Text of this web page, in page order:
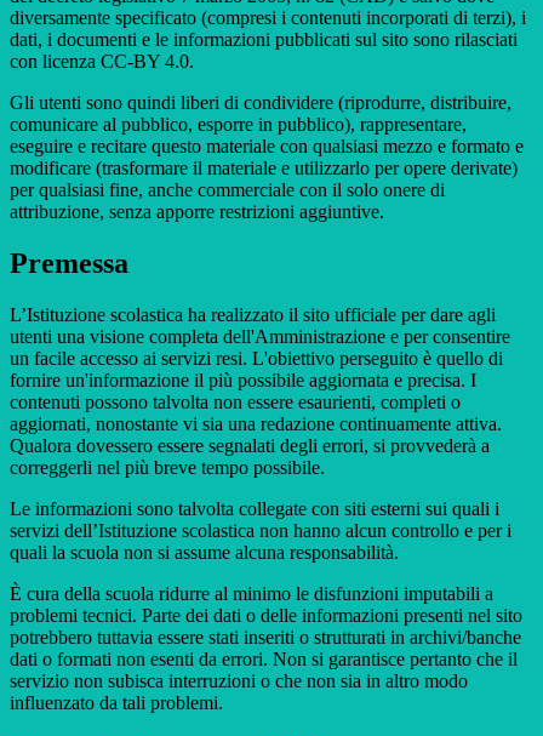
diversamente specificato (compresi i contenuti incorporati di terzi), i
dati, i documenti e le informazioni pubblicati sul sito sono rilasciati
con licenza CC-BY 4.0.
Gli utenti sono quindi liberi di condividere (riprodurre, distribuire,
comunicare al pubblico, esporre in pubblico), rappresentare,
eseguire e recitare questo materiale con qualsiasi mezzo e formato e
modificare (trasformare il materiale e utilizzarlo per opere derivate)
per qualsiasi fine, anche commerciale con il solo onere di
attribuzione, senza apporre restrizioni aggiuntive.
Premessa
L’Istituzione scolastica ha realizzato il sito ufficiale per dare agli
utenti una visione completa dell'Amministrazione e per consentire
un facile accesso ai servizi resi. L'obiettivo perseguito è quello di
fornire un'informazione il più possibile aggiornata e precisa. I
contenuti possono talvolta non essere esaurienti, completi o
aggiornati, nonostante vi sia una redazione continuamente attiva.
Qualora dovessero essere segnalati degli errori, si provvederà a
correggerli nel più breve tempo possibile.
Le informazioni sono talvolta collegate con siti esterni sui quali i
servizi dell’Istituzione scolastica non hanno alcun controllo e per i
quali la scuola non si assume alcuna responsabilità.
È cura della scuola ridurre al minimo le disfunzioni imputabili a
problemi tecnici. Parte dei dati o delle informazioni presenti nel sito
potrebbero tuttavia essere stati inseriti o strutturati in archivi/banche
dati o formati non esenti da errori. Non si garantisce pertanto che il
servizio non subisca interruzioni o che non sia in altro modo
influenzato da tali problemi.